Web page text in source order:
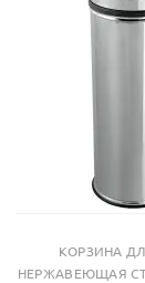
КОРЗИНА
НЕРЖАВЕЮЩАЯ